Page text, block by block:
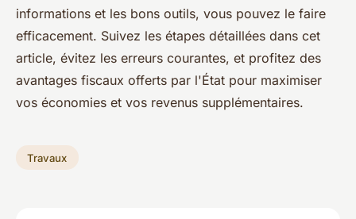
informations et les bons outils, vous pouvez le faire
efficacement. Suivez les étapes détaillées dans cet
article, évitez les erreurs courantes, et profitez des
avantages fiscaux offerts par l'État pour maximiser
vos économies et vos revenus supplémentaires.
Travaux